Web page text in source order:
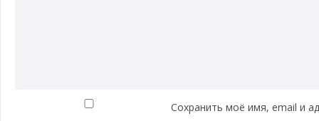
Сохранить моё имя, email и